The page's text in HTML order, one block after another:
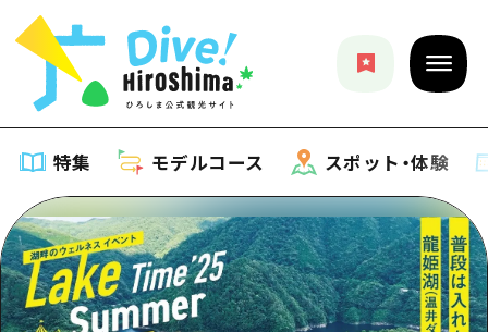
特集 モデルコース スポット・体験
特集
特集一覧
モデルコース